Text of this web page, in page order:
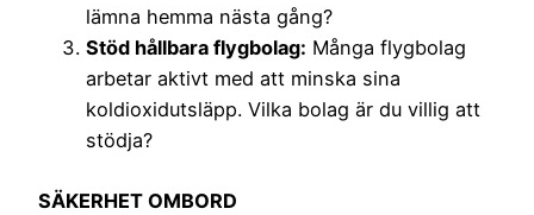
lämna hemma nästa gång?
Stöd hållbara flygbolag: Många flygbolag
arbetar aktivt med att minska sina
koldioxidutsläpp. Vilka bolag är du villig att
stödja?
SÄKERHET OMBORD